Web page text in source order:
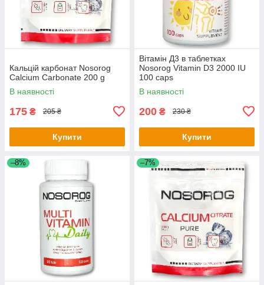
Кальцій карбонат Nosorog
Calcium Carbonate 200 g
В наявності
175 ₴ 205 ₴
Купити
Вітамін Д3 в таблетках
Nosorog Vitamin D3 2000 IU
100 caps
В наявності
200 ₴ 230 ₴
Купити
–8% –7%